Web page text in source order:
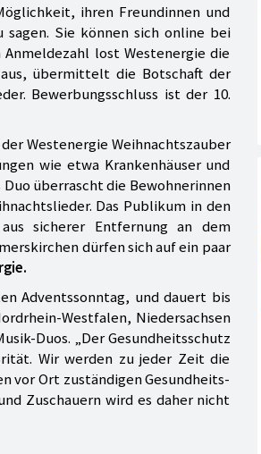
ihren Freundinnen und
sagen. Sie können sich online bei
lost Westenergie die
übermittelt die Botschaft der
Bewerbungsschluss ist der 10.
Westenergie Weihnachtszauber
wie etwa Krankenhäuser und
überrascht die Bewohnerinnen
Das Publikum in den
sicherer Entfernung an dem
dürfen sich auf ein paar
Adventssonntag, und dauert bis
Westfalen, Niedersachsen
Duos. „Der Gesundheitsschutz
Wir werden zu jeder Zeit die
vor Ort zuständigen Gesundheits-
Zuschauern wird es daher nicht